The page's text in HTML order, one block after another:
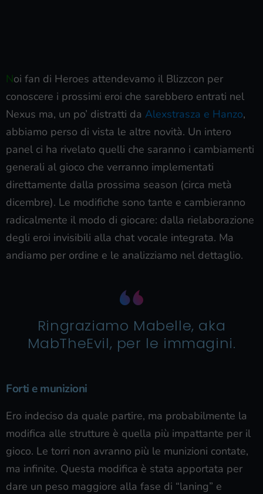
Noi fan di Heroes attendevamo il Blizzcon per
conoscere i prossimi eroi che sarebbero entrati nel
Nexus ma, un po’ distratti da Alexstrasza e Hanzo,
abbiamo perso di vista le altre novità. Un intero
panel ci ha rivelato quelli che saranno i cambiamenti
generali al gioco che verranno implementati
direttamente dalla prossima season (circa metà
dicembre). Le modifiche sono tante e cambieranno
radicalmente il modo di giocare: dalla rielaborazione
degli eroi invisibili alla chat vocale integrata. Ma
andiamo per ordine e le analizziamo nel dettaglio.
Ringraziamo Mabelle, aka
MabTheEvil, per le immagini.
Forti e munizioni
Ero indeciso da quale partire, ma probabilmente la
modifica alle strutture è quella più impattante per il
gioco. Le torri non avranno più le munizioni contate,
ma infinite. Questa modifica è stata apportata per
dare un peso maggiore alla fase di “laning” e